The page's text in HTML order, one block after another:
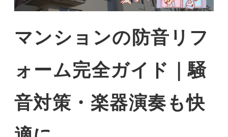
マンションの 防音リフ
ォーム完全ガイド｜騒
音対策・楽器演奏も快